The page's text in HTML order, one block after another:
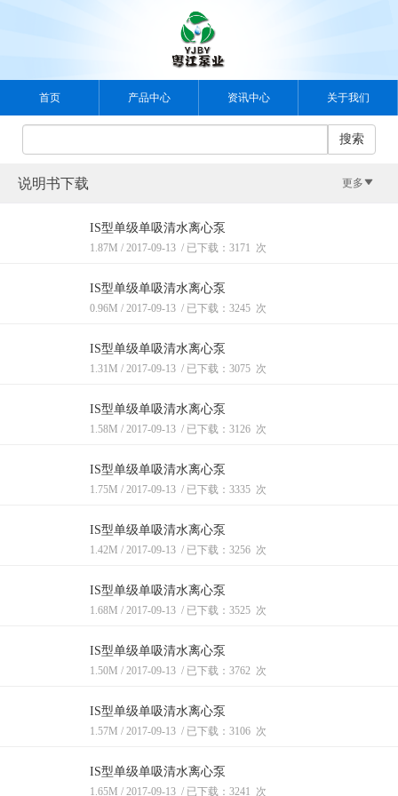
首页 产品中心 资讯中心 关于我们
联系我们
搜索
说明书下载 更多
分
类
选
择
IS型单级单吸清水离心泵
1.87M / 2017-09-13 / 已下载：3171 次
IS型单级单吸清水离心泵
0.96M / 2017-09-13 / 已下载：3245 次
IS型单级单吸清水离心泵
1.31M / 2017-09-13 / 已下载：3075 次
IS型单级单吸清水离心泵
1.58M / 2017-09-13 / 已下载：3126 次
IS型单级单吸清水离心泵
1.75M / 2017-09-13 / 已下载：3335 次
IS型单级单吸清水离心泵
1.42M / 2017-09-13 / 已下载：3256 次
IS型单级单吸清水离心泵
1.68M / 2017-09-13 / 已下载：3525 次
IS型单级单吸清水离心泵
1.50M / 2017-09-13 / 已下载：3762 次
IS型单级单吸清水离心泵
1.57M / 2017-09-13 / 已下载：3106 次
IS型单级单吸清水离心泵
1.65M / 2017-09-13 / 已下载：3241 次